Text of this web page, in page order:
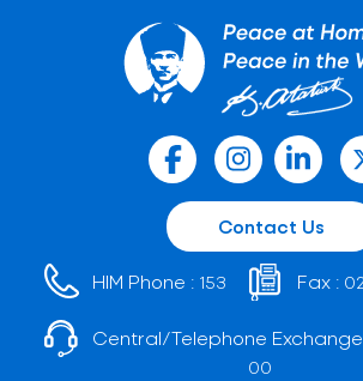
Contact Us
HIM Phone : 153 Fax :
Central/Telephone
00